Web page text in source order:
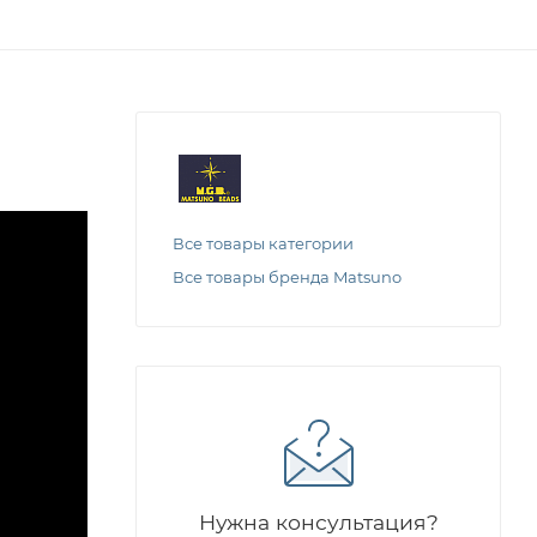
Все товары категории
Все товары бренда Matsuno
Нужна консультация?